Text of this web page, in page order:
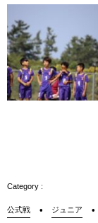
公式戦 ジュニア